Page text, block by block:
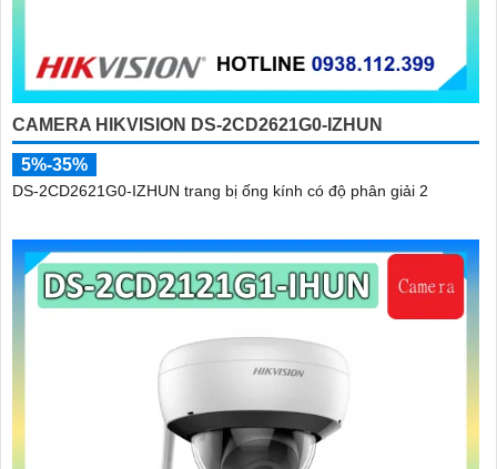
CAMERA HIKVISION DS-2CD2621G0-IZHUN
5%-35%
DS-2CD2621G0-IZHUN trang bị ống kính có độ phân giải 2